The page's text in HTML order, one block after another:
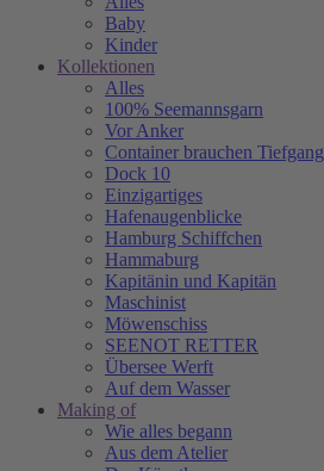
Baby
Kinder
Kollektionen
Alles
100% Seemannsgarn
Vor Anker
Container brauchen Tiefgang
Dock 10
Einzigartiges
Hafenaugen­blicke
Hamburg Schiffchen
Hammaburg
Kapitänin und Kapitän
Maschinist
Möwenschiss
SEENOT RETTER
Übersee Werft
Auf dem Wasser
Making of
Wie alles begann
Aus dem Atelier